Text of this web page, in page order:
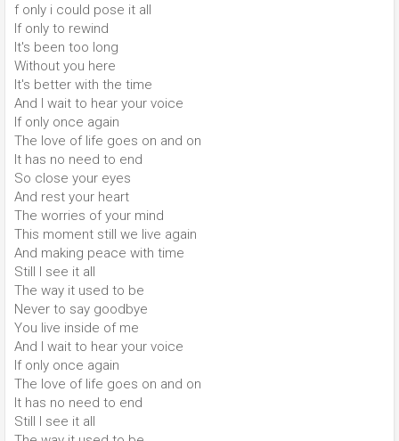
f only i could pose it all
If only to rewind
It's been too long
Without you here
It's better with the time
And I wait to hear your voice
If only once again
The love of life goes on and on
It has no need to end
So close your eyes
And rest your heart
The worries of your mind
This moment still we live again
And making peace with time
Still I see it all
The way it used to be
Never to say goodbye
You live inside of me
And I wait to hear your voice
If only once again
The love of life goes on and on
It has no need to end
Still I see it all